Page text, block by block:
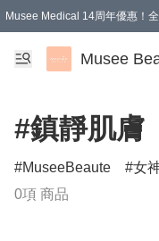
Musee Medical 14周年優惠！
凡購物滿HKD 500.00即享運費
Musee
#鎮靜肌膚
MuseeBeaute 女
0項 商品